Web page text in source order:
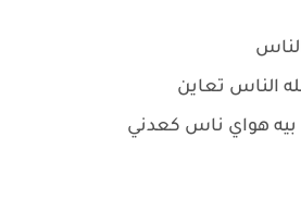
الناس تعاين
بيه هواي ناس كعدني